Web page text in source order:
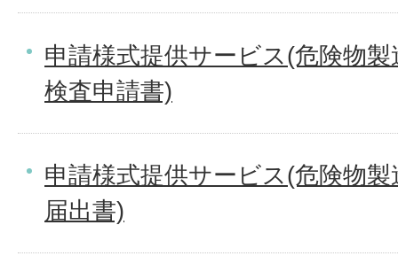
申請様式提供サービス(危険物
検査申請書)
申請様式提供サービス(危険物
届出書)